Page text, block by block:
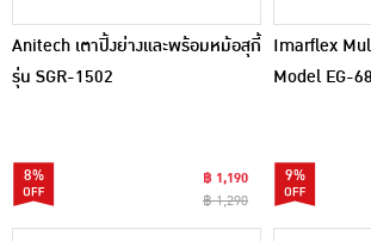
Anitech เตาปิ้งย่างและพร้อมหม้อสุกี้
รุ่น SGR-1502
8%
฿ 1,190
฿ 1,290
Imarflex
Model EG-
9%